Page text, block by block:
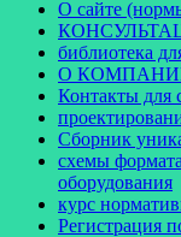
О сайте
библиотека
О
Контакты для
Сборник
схемы
оборудования
курс
Регистрация